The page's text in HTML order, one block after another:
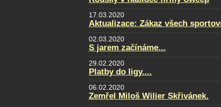
17.03.2020
Aktualizace: Zákaz všech
02.03.2020
S jarem začínáme...
29.02.2020
Platby do ligy....
06.02.2020
Zemřel Miloš Wilier Skřivánek.